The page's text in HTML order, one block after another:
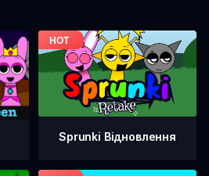
Sprunki Відновлення